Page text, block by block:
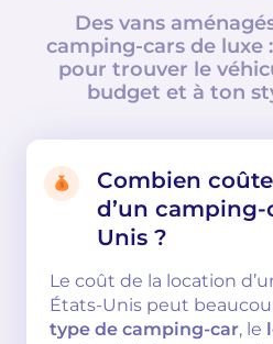
Des vans
camping-cars de luxe
pour trouver le
budget et à ton
Combien
d’un camping-
Unis ?
Le coût de la location
États-Unis peut
type de camping-car, le